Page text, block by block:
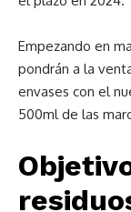
Empezando en
pondrán a la
envases con el
500ml de las